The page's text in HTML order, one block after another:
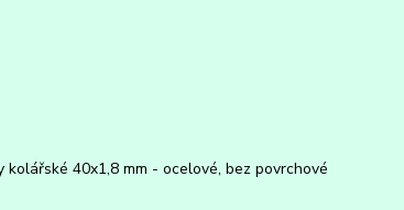
kolářské 40x1,8 mm - ocelové, bez povrchové